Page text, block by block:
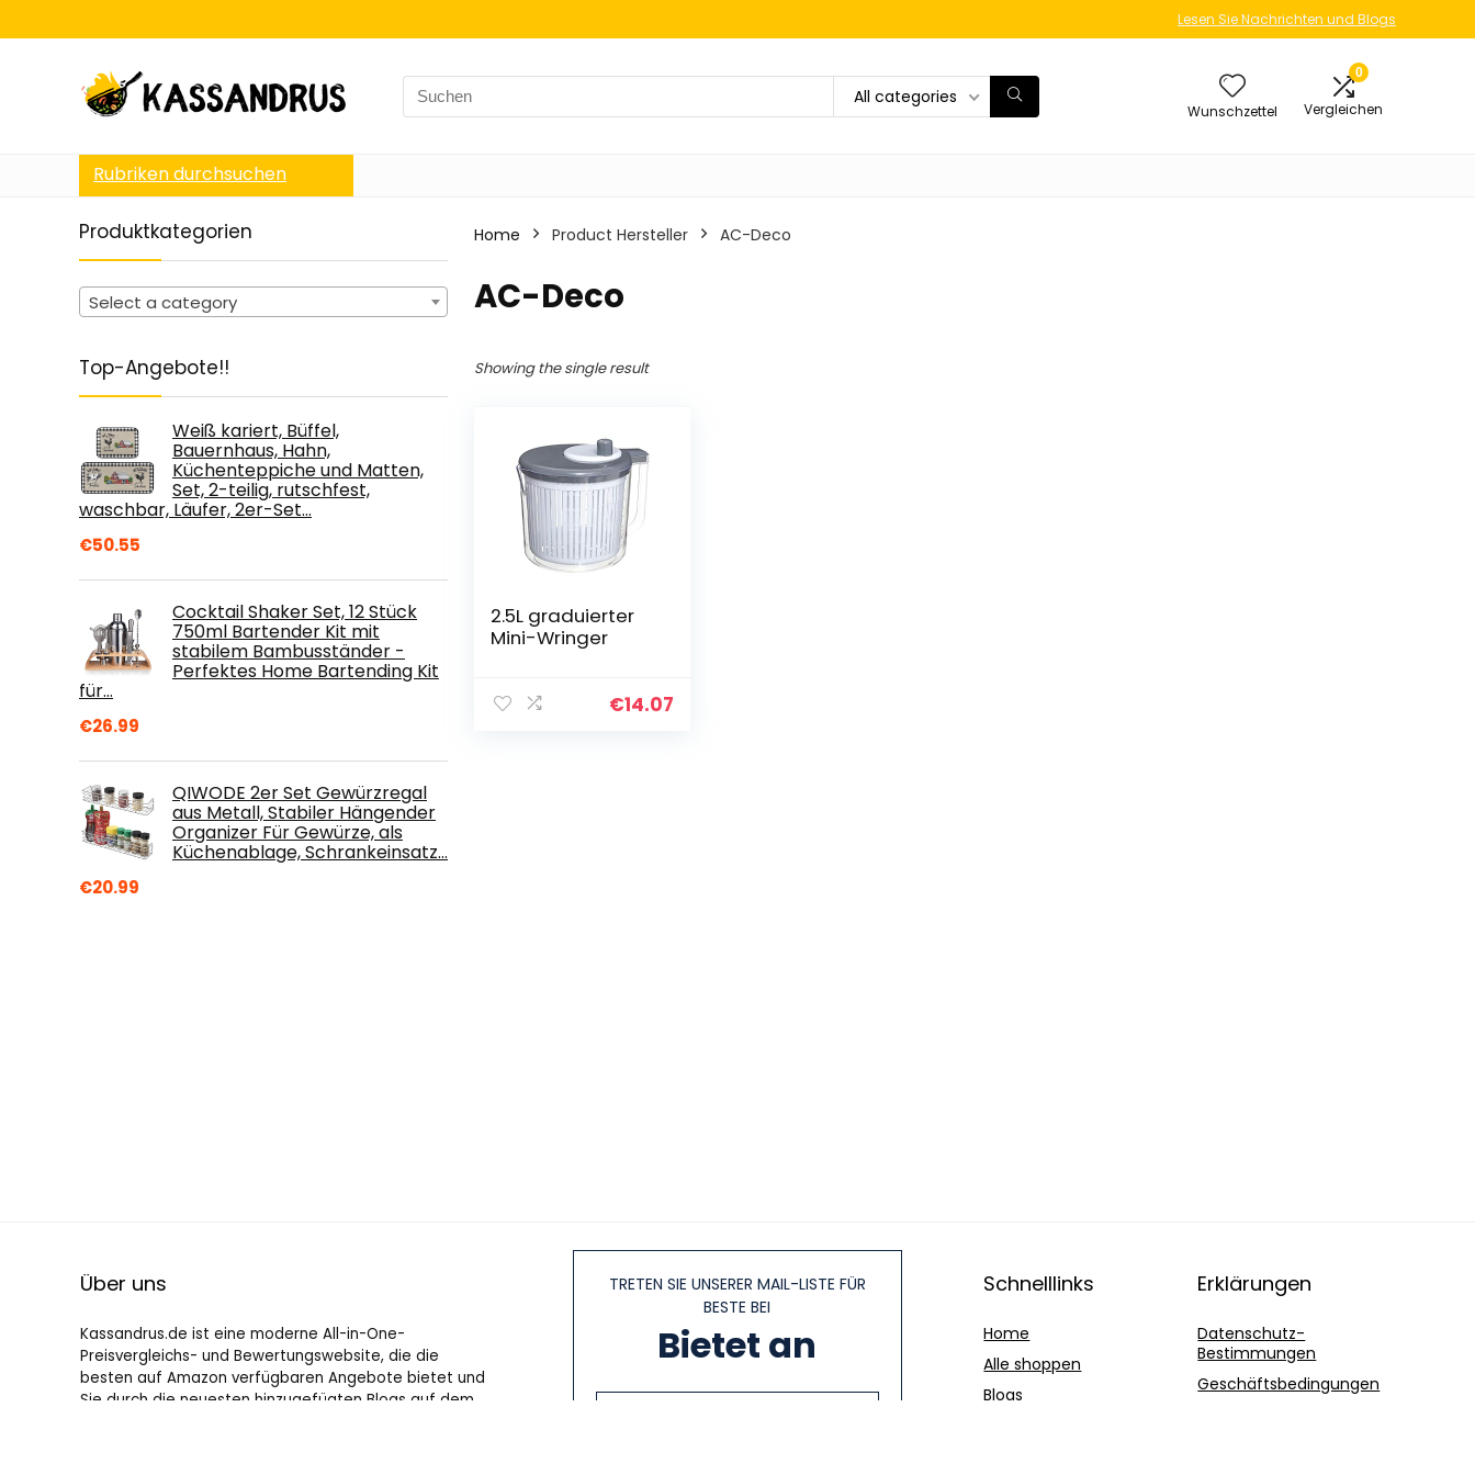
Lesen Sie Nachrichten und Blogs
Search
for:
All categories
Wunschzettel
0
Vergleichen
Rubriken durchsuchen
Produktkategorien
Select a category
Top-Angebote!!
Weiß kariert, Büffel,
Bauernhaus, Hahn,
Küchenteppiche und Matten,
Set, 2-teilig, rutschfest,
waschbar, Läufer, 2er-Set…
€50.55
Cocktail Shaker Set, 12 Stück
750ml Bartender Kit mit
stabilem Bambusständer -
Perfektes Home Bartending Kit
für…
€26.99
QIWODE 2er Set Gewürzregal
aus Metall, Stabiler Hängender
Organizer Für Gewürze, als
Küchenablage, Schrankeinsatz…
€20.99
Home Product Hersteller ‎AC-Deco
‎AC-Deco
Showing the single result
2.5L graduierter
Mini-Wringer
€14.07
Über uns
Kassandrus.de ist eine moderne All-in-One-
Preisvergleichs- und Bewertungswebsite, die die
besten auf Amazon verfügbaren Angebote bietet und
Sie durch die neuesten hinzugefügten Blogs auf dem
TRETEN SIE UNSERER MAIL-LISTE FÜR
BESTE BEI
Bietet an
Schnelllinks
Home
Alle shoppen
Blogs
Erklärungen
Datenschutz-
Bestimmungen
Geschäftsbedingungen